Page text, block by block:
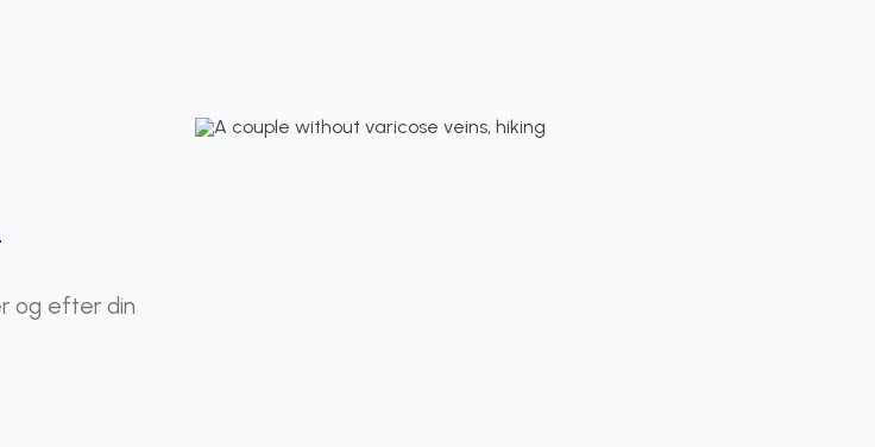
og efter din